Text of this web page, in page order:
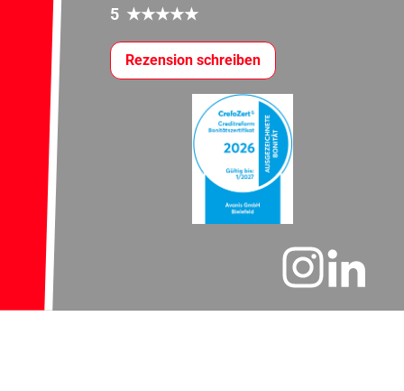
5 ★★★★★
Rezension schreiben